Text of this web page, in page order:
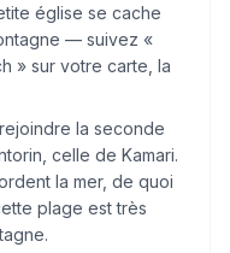
église se cache
— suivez «
» sur votre carte, la
la seconde
celle de Kamari.
la mer, de quoi
plage est très